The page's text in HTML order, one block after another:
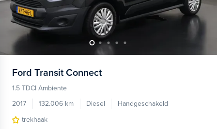
Ford Transit Connect
1.5 TDCI Ambiente
2017
132.006 km Diesel
Handgeschakeld
trekhaak